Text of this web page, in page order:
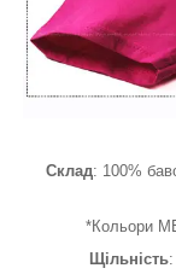
Склад: 100%
*Кольори
Щільність